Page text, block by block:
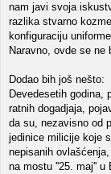
nam javi svoja
razlika stvarno
konfiguraciju
Naravno, ovde se
Dodao bih još nešto:
Devedesetih godina,
ratnih dogadjaja,
da su, nezavisno od
jedinice milicije koje
nepisanih
na mostu ''25. maj'' u